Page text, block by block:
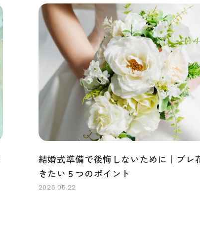
結婚式準備で後悔しないために｜プレ
きたい５つのポイント
2026.05.22